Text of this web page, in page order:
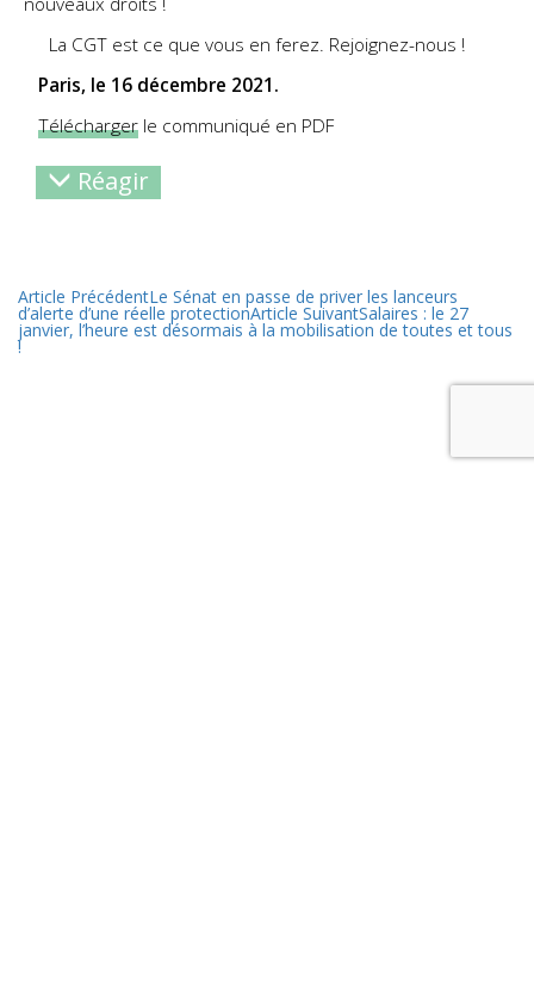
La CGT est ce que vous en ferez. Rejoignez-nous !
Paris, le 16 décembre 2021.
Télécharger le communiqué en PDF
Réagir
Article PrécédentLe Sénat en passe de priver les lanceurs
d’alerte d’une réelle protectionArticle SuivantSalaires : le 27
janvier, l’heure est désormais à la mobilisation de toutes et tous
!